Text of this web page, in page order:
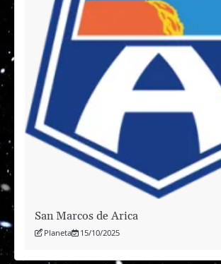
San Marcos de Arica
Planeta 15/10/2025